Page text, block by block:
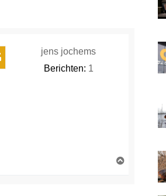
jens jochems
Berichten: 1
Citeer